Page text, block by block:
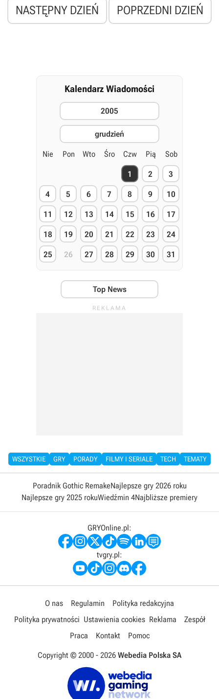
NASTĘPNY DZIEŃ POPRZEDNI DZIEŃ
Kalendarz Wiadomości
2005
grudzień
Nie Pon Wto Śro Czw Pią Sob
1 2 3
4 5 6 7 8 9 10
11 12 13 14 15 16 17
18 19 20 21 22 23 24
25 26 27 28 29 30 31
Top News
WSZYSTKIE GRY PORADY FILMY I SERIALE TECH TEMATY
Poradnik Gothic RemakeNajlepsze gry 2026 roku
Najlepsze gry 2025 rokuWiedźmin 4Najbliższe premiery
GRYOnline.pl:
tvgry.pl:
O nas Regulamin
Polityka redakcyjna
Polityka prywatności Ustawienia cookies Reklama
Zespół
Praca
Kontakt Pomoc
Copyright © 2000 - 2026 Webedia Polska SA